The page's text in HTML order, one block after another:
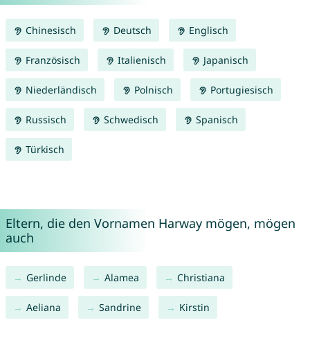
Chinesisch Deutsch Englisch
Französisch Italienisch Japanisch
Niederländisch Polnisch Portugiesisch
Russisch Schwedisch Spanisch
Türkisch
Eltern, die den Vornamen Harway mögen, mögen
auch
Gerlinde Alamea Christiana
Aeliana Sandrine Kirstin